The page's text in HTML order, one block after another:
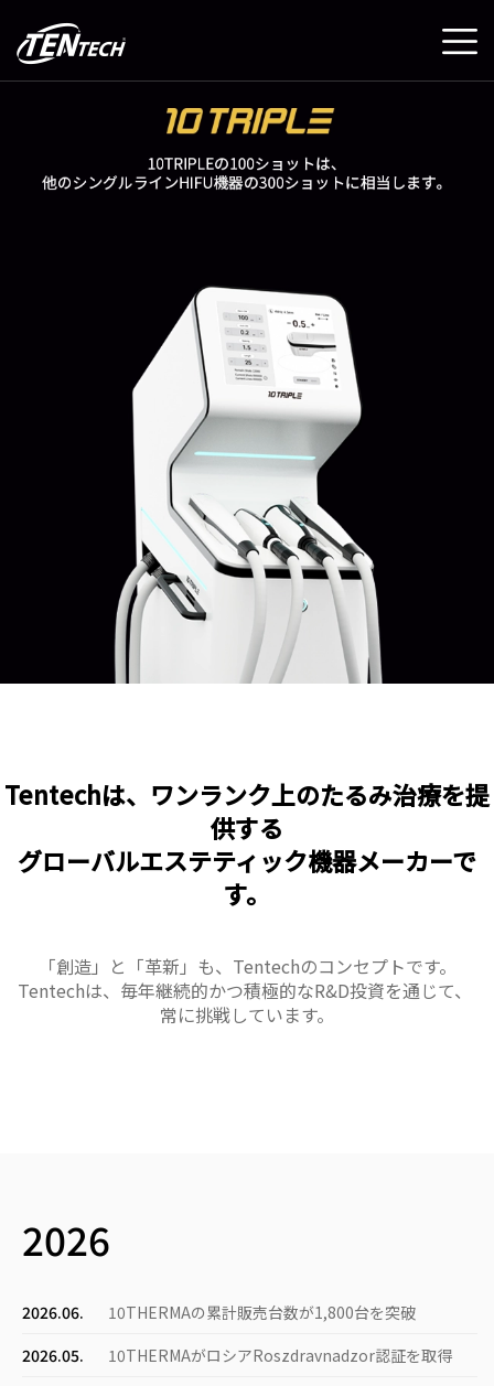
Tentechは、ワンランク上のたるみ治療を提
供する
グローバルエステティック機器メーカーで
す。
「創造」と「革新」も、Tentechのコンセプトです。
Tentechは、毎年継続的かつ積極的なR&D投資を通じて、
常に挑戦しています。
2026
2026.06.
10THERMAの累計販売台数が1,800台を突破
2026.05.
10THERMAがロシアRoszdravnadzor認証を取得